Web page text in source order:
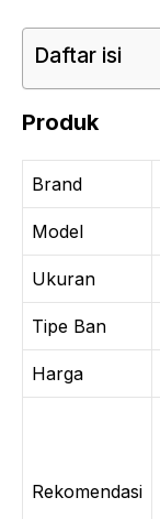
Daftar isi
Produk
Brand
Model
Ukuran
Tipe Ban
Harga
Rekomendasi